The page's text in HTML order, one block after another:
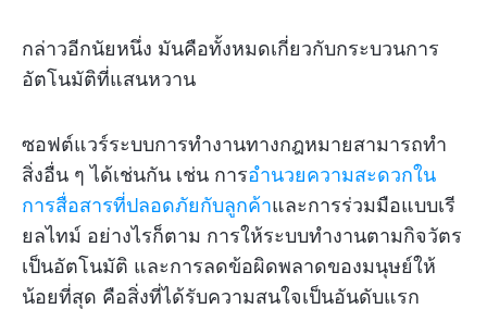
กล่าวอีกนัยหนึ่ง มันคือทั้งหมดเกี่ยวกับกระบวนการ
อัตโนมัติที่แสนหวาน
ซอฟต์แวร์ระบบการทำงานทางกฎหมายสามารถทำ
สิ่งอื่น ๆ ได้เช่นกัน เช่น การอำนวยความสะดวกใน
การสื่อสารที่ปลอดภัยกับลูกค้าและการร่วมมือแบบเรี
ยลไทม์ อย่างไรก็ตาม การให้ระบบทำงานตามกิจวัตร
เป็นอัตโนมัติ และการลดข้อผิดพลาดของมนุษย์ให้
น้อยที่สุด คือสิ่งที่ได้รับความสนใจเป็นอันดับแรก